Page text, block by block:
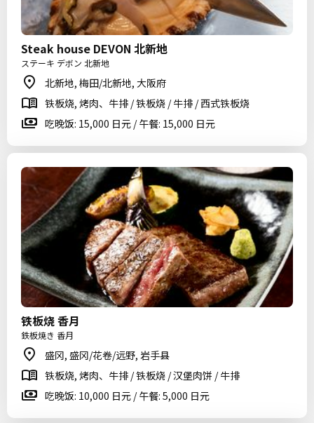
Steak house DEVON 北新地
ステーキ デボン 北新地
北新地, 梅田/北新地, 大阪府
铁板烧, 烤肉、牛排 / 铁板烧 / 牛排 / 西式铁板烧
吃晚饭: 15,000 日元 / 午餐: 15,000 日元
铁板烧 香月
鉄板焼き 香月
盛冈, 盛冈/花卷/远野, 岩手县
铁板烧, 烤肉、牛排 / 铁板烧 / 汉堡肉饼 / 牛排
吃晚饭: 10,000 日元 / 午餐: 5,000 日元